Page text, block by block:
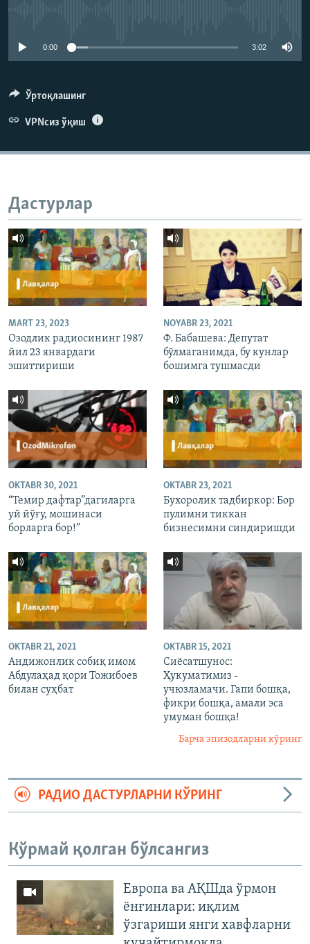
0:00 3:02
Ўртоқлашинг
VPNсиз ўқиш
Дастурлар
MART 23, 2023
Озодлик радиосининг 1987
йил 23 январдаги
эшиттириши
NOYABR 23, 2021
Ф. Бабашева: Депутат
бўлмаганимда, бу кунлар
бошимга тушмасди
OKTABR 30, 2021
“Темир дафтар”дагиларга
уй йўғу, мошинаси
борларга бор!”
OKTABR 23, 2021
Бухоролик тадбиркор: Бор
пулимни тиккан
бизнесимни синдиришди
OKTABR 21, 2021
Андижонлик собиқ имом
Абдулаҳад қори Тожибоев
билан суҳбат
OKTABR 15, 2021
Сиёсатшунос:
Ҳукуматимиз -
учюзламачи. Гапи бошқа,
фикри бошқа, амали эса
умуман бошқа!
Барча эпизодларни кўринг
РАДИО ДАСТУРЛАРНИ КЎРИНГ
Кўрмай қолган бўлсангиз
Европа ва АҚШда ўрмон
ёнғинлари: иқлим
ўзгариши янги хавфларни